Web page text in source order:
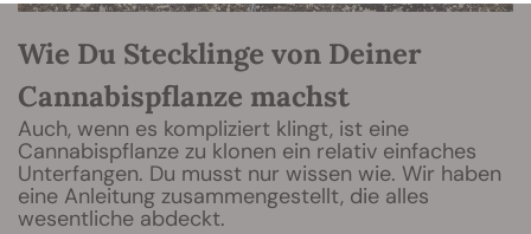
Wie Du Stecklinge von Deiner
Cannabispflanze machst
Auch, wenn es kompliziert klingt, ist eine
Cannabispflanze zu klonen ein relativ einfaches
Unterfangen. Du musst nur wissen wie. Wir haben
eine Anleitung zusammengestellt, die alles
wesentliche abdeckt.